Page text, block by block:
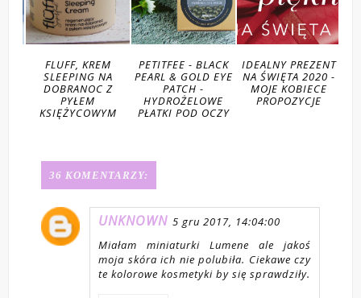
FLUFF, KREM
SLEEPING NA
DOBRANOC Z
PYŁEM
KSIĘŻYCOWYM
PETITFEE - BLACK
PEARL & GOLD EYE
PATCH -
HYDROŻELOWE
PŁATKI POD OCZY
IDEALNY PREZENT
NA ŚWIĘTA 2020 -
MOJE KOBIECE
PROPOZYCJE
36 KOMENTARZY:
UNKNOWN 5 gru 2017, 14:04:00
Miałam miniaturki Lumene ale jakoś
moja skóra ich nie polubiła. Ciekawe czy
te kolorowe kosmetyki by się sprawdziły.